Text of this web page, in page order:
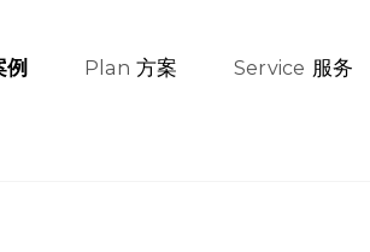
例 Plan 方案 Service 服务